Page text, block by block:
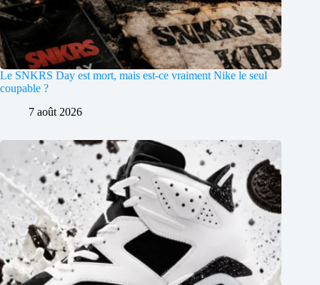
Le SNKRS Day est mort, mais est-ce vraiment Nike le seul
coupable ?
7 août 2026